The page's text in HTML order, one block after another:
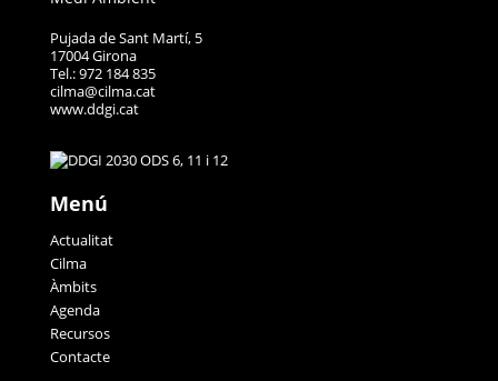
Pujada de Sant Martí, 5
17004 Girona
Tel.: 972 184 835
cilma@cilma.cat
www.ddgi.cat
Menú
Actualitat
Cilma
Àmbits
Agenda
Recursos
Contacte